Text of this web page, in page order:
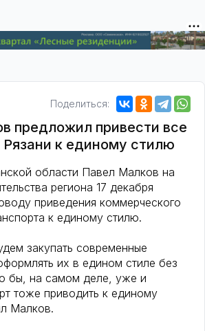
Поделиться:
предложил привести все
к единому стилю
области Павел Малков на
региона 17 декабря
приведения коммерческого
к единому стилю.
закупать современные
их в едином стиле без
бы, на самом деле, уже и
тоже приводить к единому
Малков.